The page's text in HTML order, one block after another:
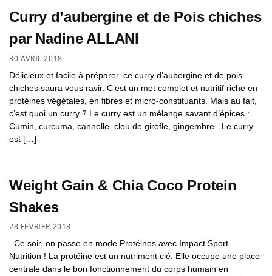
Curry d’aubergine et de Pois chiches
par Nadine ALLANI
30 AVRIL 2018
Délicieux et facile à préparer, ce curry d’aubergine et de pois
chiches saura vous ravir. C’est un met complet et nutritif riche en
protéines végétales, en fibres et micro-constituants. Mais au fait,
c’est quoi un curry ? Le curry est un mélange savant d’épices :
Cumin, curcuma, cannelle, clou de girofle, gingembre.. Le curry
est […]
Weight Gain & Chia Coco Protein
Shakes
28 FÉVRIER 2018
Ce soir, on passe en mode Protéines avec Impact Sport
Nutrition ! La protéine est un nutriment clé. Elle occupe une place
centrale dans le bon fonctionnement du corps humain en